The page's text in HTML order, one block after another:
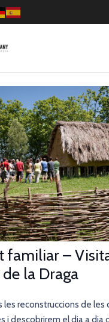
familiar –
la Draga
les reconstruccions de les
i descobrirem el dia a dia